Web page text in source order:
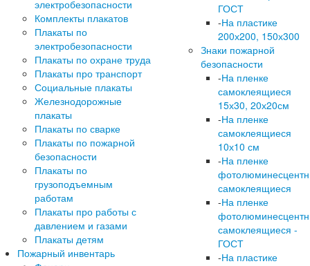
электробезопасности
Комплекты плакатов
Плакаты по
электробезопасности
Плакаты по охране труда
Плакаты про транспорт
Социальные плакаты
Железнодорожные
плакаты
Плакаты по сварке
Плакаты по пожарной
безопасности
Плакаты по
грузоподъемным
работам
Плакаты про работы с
давлением и газами
Плакаты детям
Пожарный инвентарь
ГОСТ
-На пластике
200х200, 150х300
Знаки пожарной
безопасности
-На пленке
самоклеящиеся
15х30, 20х20см
-На пленке
самоклеящиеся
10х10 см
-На пленке
самоклеящиеся
-На пленке
самоклеящиеся -
ГОСТ
-На пластике